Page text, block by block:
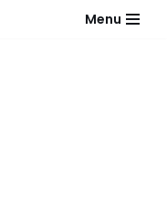
Menu